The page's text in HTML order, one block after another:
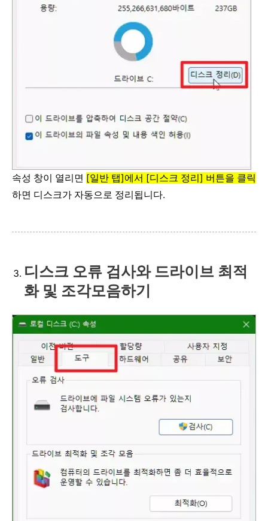
속성 창이 열리면 [일반 탭]에서 [디스크 정리] 버튼을 클릭
하면 디스크가 자동으로 정리됩니다.
디스크 오류 검사와 드라이브 최적
화 및 조각모음하기